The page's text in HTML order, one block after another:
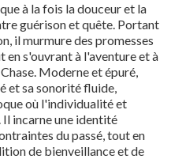
à la fois la douceur et la
guérison et quête. Portant
il murmure des promesses
s'ouvrant à l'aventure et à
Moderne et épuré,
et sa sonorité fluide,
où l'individualité et
incarne une identité
du passé, tout en
de bienveillance et de